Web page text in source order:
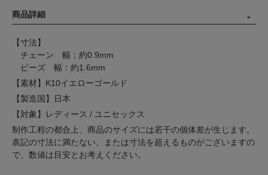
商品詳細
【寸法】
チェーン 幅：約0.9mm
ビーズ 幅：約1.6mm
【素材】K10イエローゴールド
【製造国】日本
【対象】レディース / ユニセックス
制作工程の都合上、商品のサイズには若干の個体差が生じます。
表記の寸法に満たない、または寸法を超えるものがございますの
で、数値は目安とお考えください。